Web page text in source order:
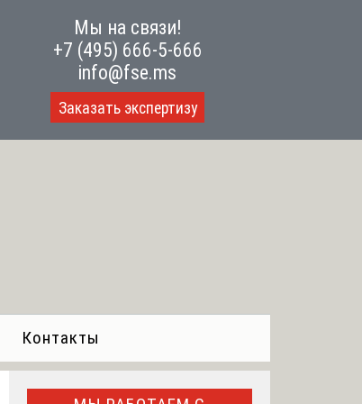
Мы на связи!
+7 (495) 666-5-666
info@fse.ms
Заказать экспертизу
Контакты